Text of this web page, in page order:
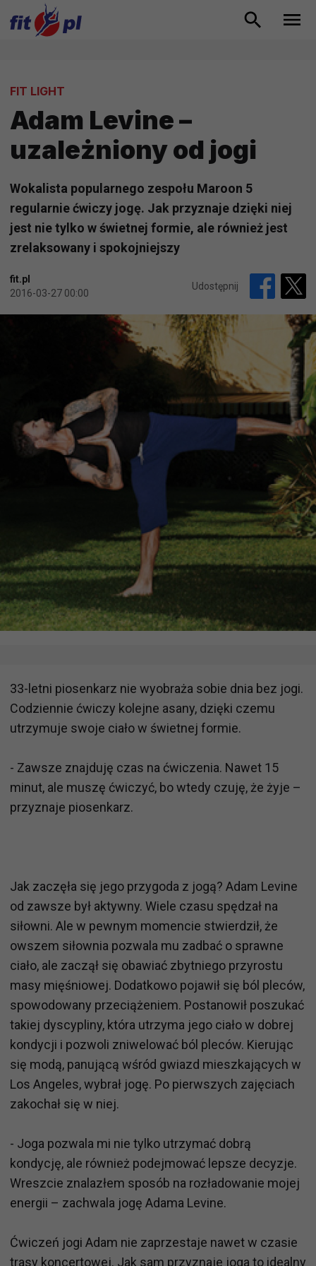
FIT LIGHT
Adam Levine –
uzależniony od jogi
Wokalista popularnego zespołu Maroon 5
regularnie ćwiczy jogę. Jak przyznaje dzięki niej
jest nie tylko w świetnej formie, ale również jest
zrelaksowany i spokojniejszy
fit.pl
2016-03-27 00:00
Udostępnij
33-letni piosenkarz nie wyobraża sobie dnia bez jogi.
Codziennie ćwiczy kolejne asany, dzięki czemu
utrzymuje swoje ciało w świetnej formie.
- Zawsze znajduję czas na ćwiczenia. Nawet 15
minut, ale muszę ćwiczyć, bo wtedy czuję, że żyje –
przyznaje piosenkarz.
Jak zaczęła się jego przygoda z jogą? Adam Levine
od zawsze był aktywny. Wiele czasu spędzał na
siłowni. Ale w pewnym momencie stwierdził, że
owszem siłownia pozwala mu zadbać o sprawne
ciało, ale zaczął się obawiać zbytniego przyrostu
masy mięśniowej. Dodatkowo pojawił się ból pleców,
spowodowany przeciążeniem. Postanowił poszukać
takiej dyscypliny, która utrzyma jego ciało w dobrej
kondycji i pozwoli zniwelować ból pleców. Kierując
się modą, panującą wśród gwiazd mieszkających w
Los Angeles, wybrał jogę. Po pierwszych zajęciach
zakochał się w niej.
- Joga pozwala mi nie tylko utrzymać dobrą
kondycję, ale również podejmować lepsze decyzje.
Wreszcie znalazłem sposób na rozładowanie mojej
energii – zachwala jogę Adama Levine.
Ćwiczeń jogi Adam nie zaprzestaje nawet w czasie
trasy koncertowej. Jak sam przyznaje joga to idealny